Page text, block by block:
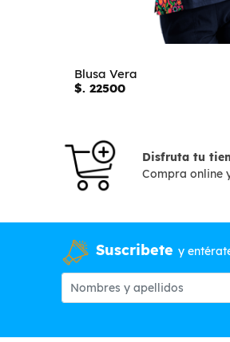
Blusa Vera
$. 22500
Disfruta tu
Compra online
Suscribete y